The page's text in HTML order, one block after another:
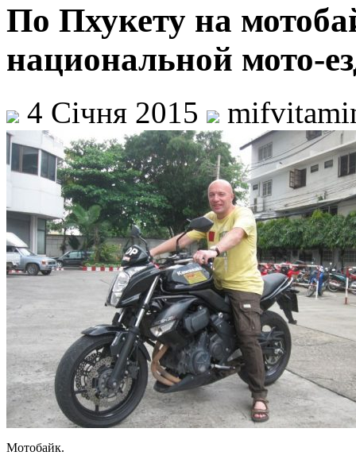
По Пхукету на
национальной мото-
4 Січня 2015
Мотобайк.